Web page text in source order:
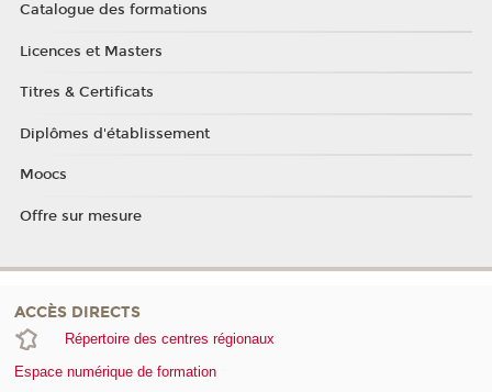
Catalogue des formations
Licences et Masters
Titres & Certificats
Diplômes d'établissement
Moocs
Offre sur mesure
ACCÈS DIRECTS
Répertoire des centres régionaux
Espace numérique de formation